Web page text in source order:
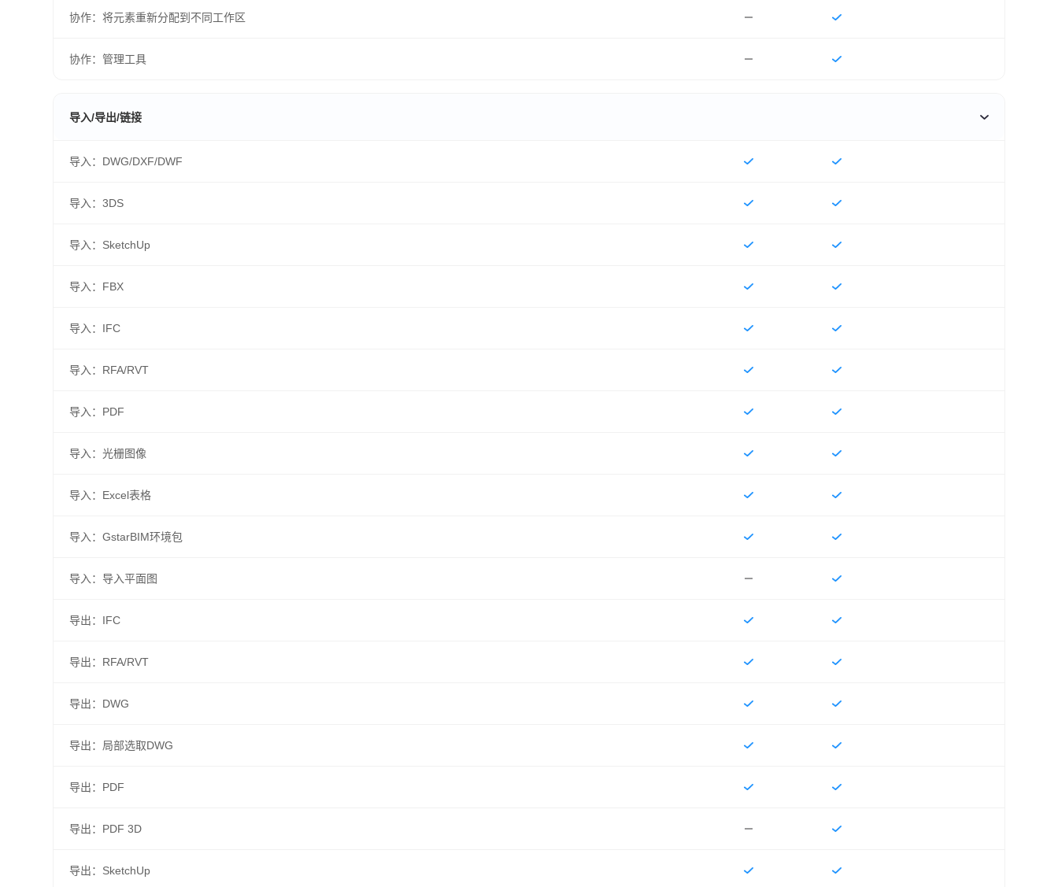
协作：将元素重新分配到不同工作区
协作：管理工具
导入/导出/链接
导入：DWG/DXF/DWF
导入：3DS
导入：SketchUp
导入：FBX
导入：IFC
导入：RFA/RVT
导入：PDF
导入：光栅图像
导入：Excel表格
导入：GstarBIM环境包
导入：导入平面图
导出：IFC
导出：RFA/RVT
导出：DWG
导出：局部选取DWG
导出：PDF
导出：PDF 3D
导出：SketchUp